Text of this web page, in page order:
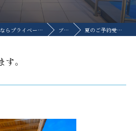
沖縄県今帰仁村のヴィラならプライベートプールヴィラ天羽 ブログ 夏のご予約受付てます。
。